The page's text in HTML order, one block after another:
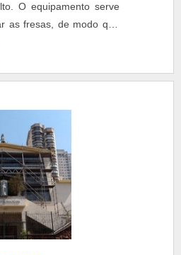
O equipamento serve
as fresas, de modo que
alteração mecânica
previamente em seu
justamente para
rústicos ou até mesmo
porém, necessit.